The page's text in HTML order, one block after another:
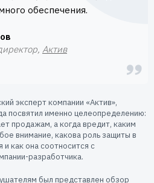
обеспечения.
Актив
эксперт компании «Актив»,
посвятил именно целеопределению:
продажам, а когда вредит, каким
внимание, какова роль защиты в
как она соотносится с
разработчика.
был представлен обзор